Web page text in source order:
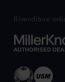
Rivenditore